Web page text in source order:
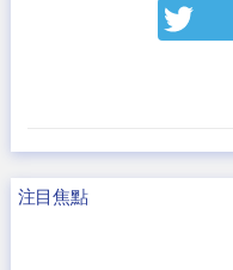
注目焦點